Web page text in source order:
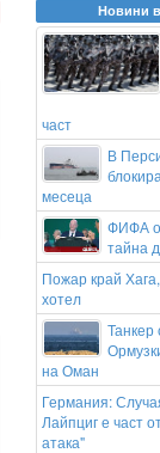
Новини
част
В
месеца
ФИФА
тайна
Пожар край
хотел
Танкер
на Оман
Германия:
Лайпциг е част
атака"